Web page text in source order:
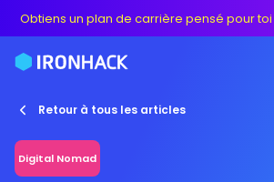
Obtiens un plan de carrière pensé pour toi
Retour à tous les articles
Digital Nomad